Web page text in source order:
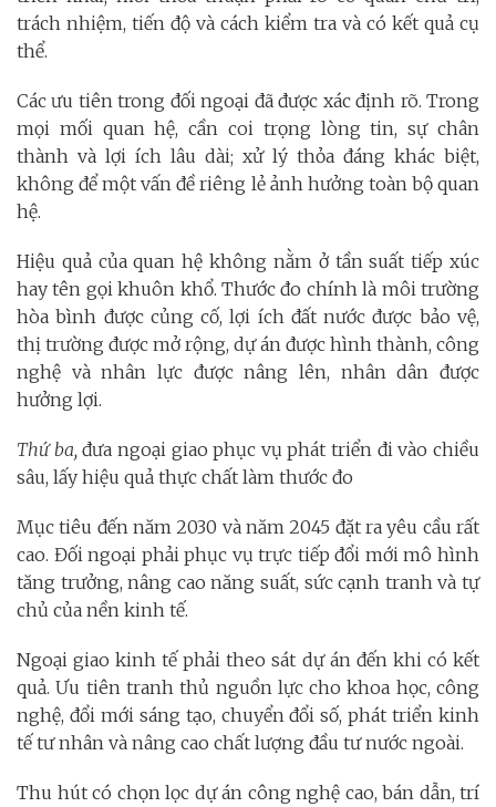
trách nhiệm, tiến độ và cách kiểm tra và có kết quả cụ
thể.
Các ưu tiên trong đối ngoại đã được xác định rõ. Trong
mọi mối quan hệ, cần coi trọng lòng tin, sự chân
thành và lợi ích lâu dài; xử lý thỏa đáng khác biệt,
không để một vấn đề riêng lẻ ảnh hưởng toàn bộ quan
hệ.
Hiệu quả của quan hệ không nằm ở tần suất tiếp xúc
hay tên gọi khuôn khổ. Thước đo chính là môi trường
hòa bình được củng cố, lợi ích đất nước được bảo vệ,
thị trường được mở rộng, dự án được hình thành, công
nghệ và nhân lực được nâng lên, nhân dân được
hưởng lợi.
Thứ ba,đưa ngoại giao phục vụ phát triển đi vào chiều
sâu, lấy hiệu quả thực chất làm thước đo
Mục tiêu đến năm 2030 và năm 2045 đặt ra yêu cầu rất
cao. Đối ngoại phải phục vụ trực tiếp đổi mới mô hình
tăng trưởng, nâng cao năng suất, sức cạnh tranh và tự
chủ của nền kinh tế.
Ngoại giao kinh tế phải theo sát dự án đến khi có kết
quả. Ưu tiên tranh thủ nguồn lực cho khoa học, công
nghệ, đổi mới sáng tạo, chuyển đổi số, phát triển kinh
tế tư nhân và nâng cao chất lượng đầu tư nước ngoài.
Thu hút có chọn lọc dự án công nghệ cao, bán dẫn, trí